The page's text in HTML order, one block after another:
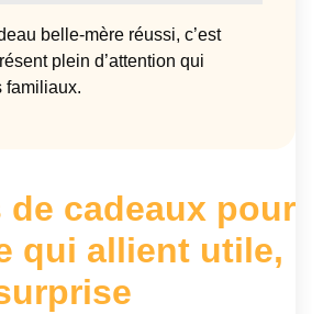
belle-mère réussi, c’est
plein d’attention qui
familiaux.
de cadeaux pour
qui allient utile,